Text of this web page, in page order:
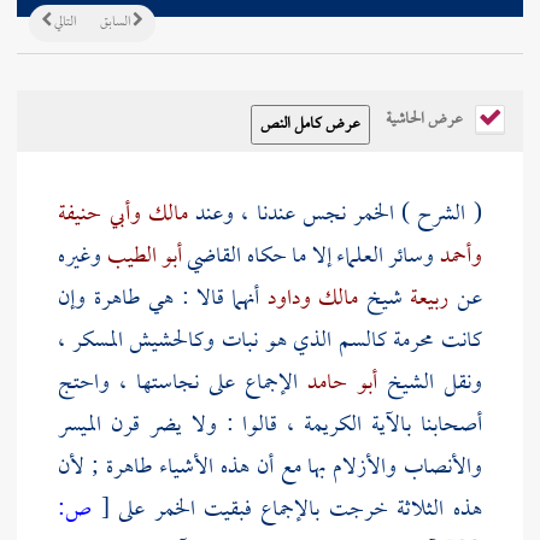
التالي السابق
عرض الحاشية
( الشرح ) الخمر نجس عندنا ، وعندمالك وأبي حنيفة
وأحمدوسائر العلماء إلا ما حكاه القاضيأبو الطيبوغيره
عنربيعة شيخ مالك وداودأنهما قالا : هي طاهرة وإن
كانت محرمة كالسم الذي هو نبات وكالحشيش المسكر ،
ونقل الشيخأبو حامد الإجماع على نجاستها ، واحتج
أصحابنا بالآية الكريمة ، قالوا : ولا يضر قرن الميسر
والأنصاب والأزلام بها مع أن هذه الأشياء طاهرة ; لأن
هذه الثلاثة خرجت بالإجماع فبقيت الخمر على [ ص: